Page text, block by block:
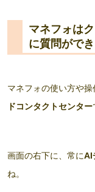
マネフォは
に質問がで
マネフォの使い方や操
ドコンタクトセンター
画面の右下に、常にAI
ね。